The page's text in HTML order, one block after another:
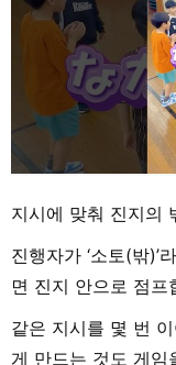
지시에 맞춰 진지의
진행자가 ‘소토(밖)’
면 진지 안으로 점프
같은 지시를 몇 번
게 만드는 것도 게임